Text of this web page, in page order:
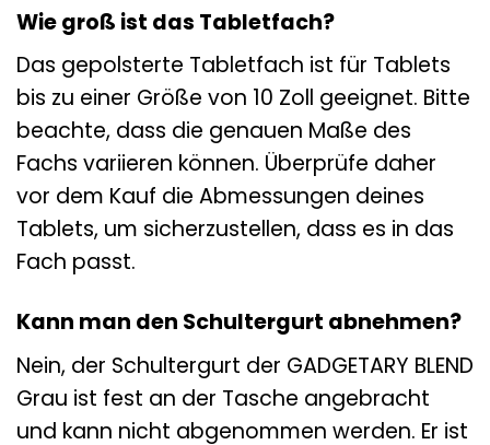
Wie groß ist das Tabletfach?
Das gepolsterte Tabletfach ist für Tablets
bis zu einer Größe von 10 Zoll geeignet. Bitte
beachte, dass die genauen Maße des
Fachs variieren können. Überprüfe daher
vor dem Kauf die Abmessungen deines
Tablets, um sicherzustellen, dass es in das
Fach passt.
Kann man den Schultergurt abnehmen?
Nein, der Schultergurt der GADGETARY BLEND
Grau ist fest an der Tasche angebracht
und kann nicht abgenommen werden. Er ist